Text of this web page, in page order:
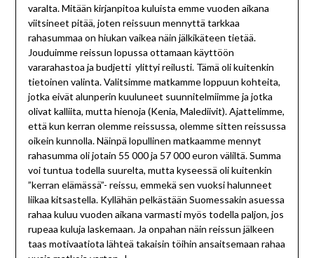
varalta. Mitään kirjanpitoa kuluista emme vuoden aikana
viitsineet pitää, joten reissuun mennyttä tarkkaa
rahasummaa on hiukan vaikea näin jälkikäteen tietää.
Jouduimme reissun lopussa ottamaan käyttöön
vararahastoa ja budjetti ylittyi reilusti. Tämä oli kuitenkin
tietoinen valinta. Valitsimme matkamme loppuun kohteita,
jotka eivät alunperin kuuluneet suunnitelmiimme ja jotka
olivat kalliita, mutta hienoja (Kenia, Malediivit). Ajattelimme,
että kun kerran olemme reissussa, olemme sitten reissussa
oikein kunnolla. Näinpä lopullinen matkaamme mennyt
rahasumma oli jotain 55 000 ja 57 000 euron väliltä. Summa
voi tuntua todella suurelta, mutta kyseessä oli kuitenkin
”kerran elämässä”- reissu, emmekä sen vuoksi halunneet
liikaa kitsastella. Kyllähän pelkästään Suomessakin asuessa
rahaa kuluu vuoden aikana varmasti myös todella paljon, jos
rupeaa kuluja laskemaan. Ja onpahan näin reissun jälkeen
taas motivaatiota lähteä takaisin töihin ansaitsemaan rahaa